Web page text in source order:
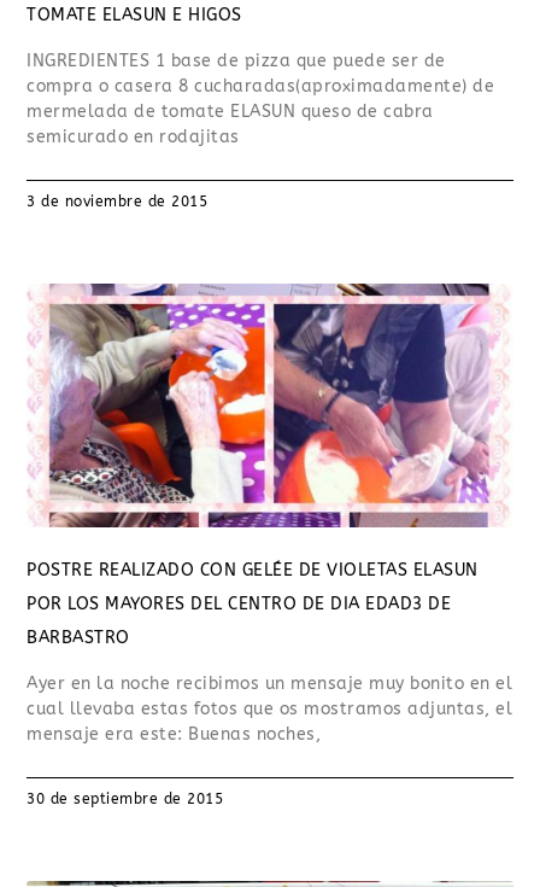
TOMATE ELASUN E HIGOS
INGREDIENTES 1 base de pizza que puede ser de
compra o casera 8 cucharadas(aproximadamente) de
mermelada de tomate ELASUN queso de cabra
semicurado en rodajitas
3 de noviembre de 2015
POSTRE REALIZADO CON GELÉE DE VIOLETAS ELASUN
POR LOS MAYORES DEL CENTRO DE DIA EDAD3 DE
BARBASTRO
Ayer en la noche recibimos un mensaje muy bonito en el
cual llevaba estas fotos que os mostramos adjuntas, el
mensaje era este: Buenas noches,
30 de septiembre de 2015